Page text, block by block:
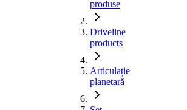
produse
Driveline
products
Articulație
planetară